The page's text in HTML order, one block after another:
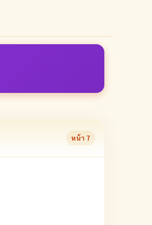
หน้า 7